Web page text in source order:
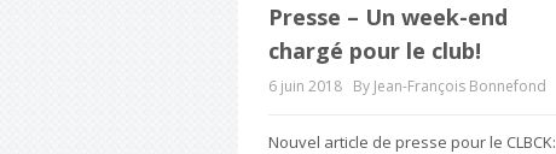
Presse – Un week-end
chargé pour le club!
6 juin 2018 By Jean-François Bonnefond
Nouvel article de presse pour le CLBCK: